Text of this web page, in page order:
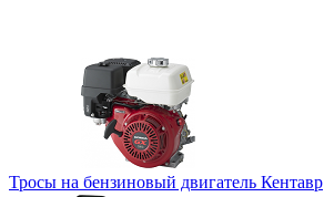
Тросы на бензиновый двигатель Кентавр